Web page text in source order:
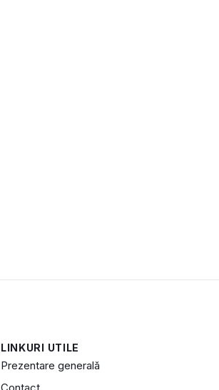
LINKURI UTILE
Prezentare generală
Contact